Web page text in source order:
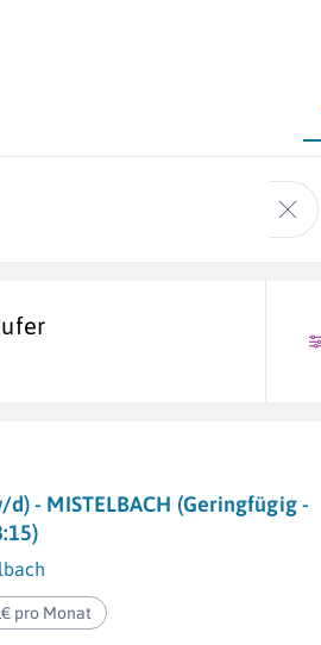
- MISTELBACH (Geringfügig -
pro Monat